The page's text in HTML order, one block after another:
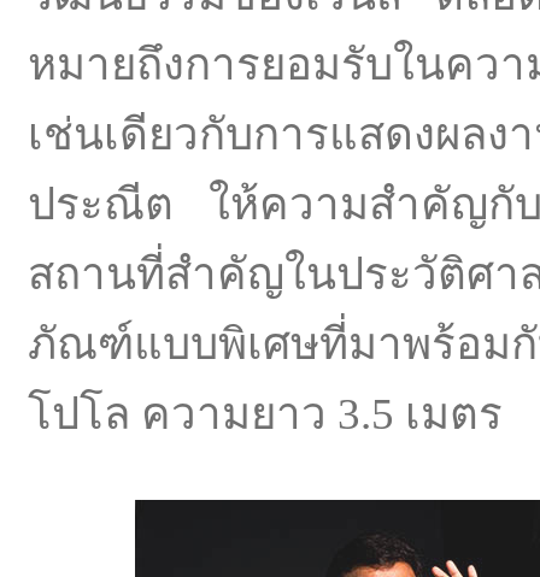
หมายถึงการยอมรับในคว
เช่นเดียวกับการแสดง
ประณีต ให้ความสำคัญกั
สถานที่สำคัญในประวัติศา
ภัณฑ์แบบพิเศษที่มาพร้อม
โปโล ความยาว 3.5 เมตร